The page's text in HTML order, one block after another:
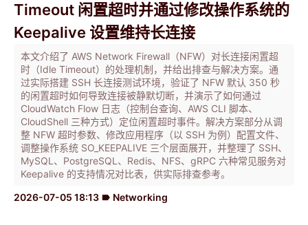
Timeout 闲置超时并通过修改操作系统的
Keepalive 设置维持长连接
本文介绍了 AWS Network Firewall（NFW）对长连接闲置超
时（Idle Timeout）的处理机制，并给出排查与解决方案。通
过实际搭建 SSH 长连接测试环境，验证了 NFW 默认 350 秒
的闲置超时如何导致连接被静默切断，并演示了如何通过
CloudWatch Flow 日志（控制台查询、AWS CLI 脚本、
CloudShell 三种方式）定位闲置超时事件。解决方案部分从调
整 NFW 超时参数、修改应用程序（以 SSH 为例）配置文件、
调整操作系统 SO_KEEPALIVE 三个层面展开，并整理了 SSH、
MySQL、PostgreSQL、Redis、NFS、gRPC 六种常见服务对
Keepalive 的支持情况对比表，供实际排查参考。
2026-07-05 18:13 label Networking